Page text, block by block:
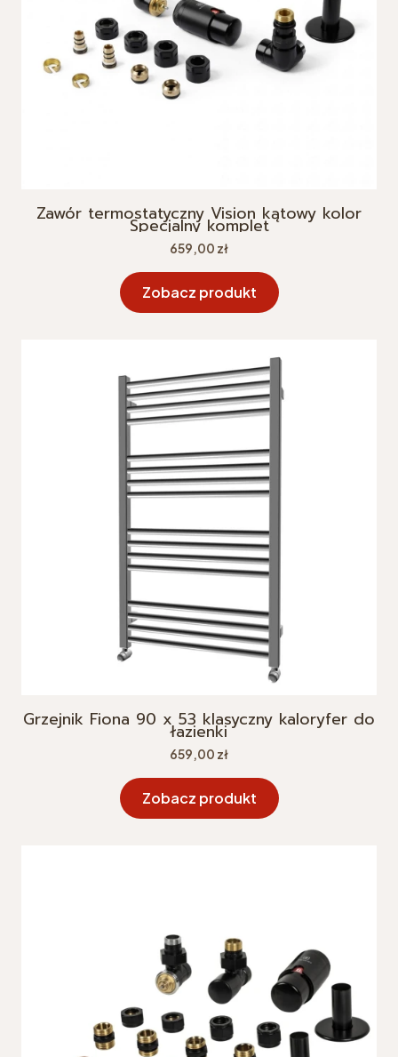
Zawór termostatyczny Vision kątowy kolor
Specjalny komplet
Cena
659,00 zł
Zobacz produkt
Grzejnik Fiona 90 x 53 klasyczny kaloryfer do
łazienki
Cena
659,00 zł
Zobacz produkt